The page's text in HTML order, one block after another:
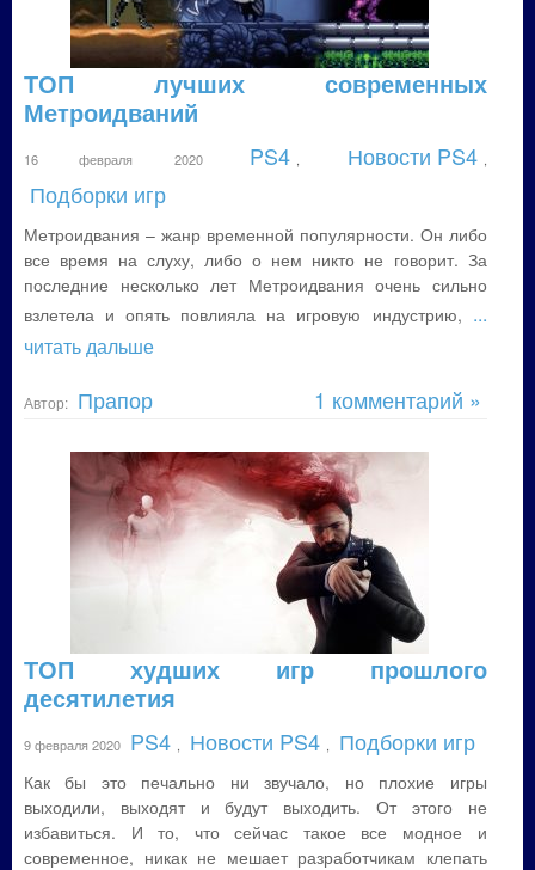
ТОП лучших современных
Метроидваний
16 февраля 2020 PS4 Новости PS4
Подборки игр
Метроидвания – жанр временной популярности. Он либо
все время на слуху, либо о нем никто не говорит. За
последние несколько лет Метроидвания очень сильно
взлетела и опять повлияла на игровую индустрию, ...
читать дальше
Автор: Прапор 1 комментарий »
ТОП худших игр прошлого
десятилетия
9 февраля 2020 PS4 Новости PS4 Подборки игр
Как бы это печально ни звучало, но плохие игры
выходили, выходят и будут выходить. От этого не
избавиться. И то, что сейчас такое все модное и
современное, никак не мешает разработчикам клепать